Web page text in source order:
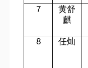
7
黄舒
麒
8 任灿